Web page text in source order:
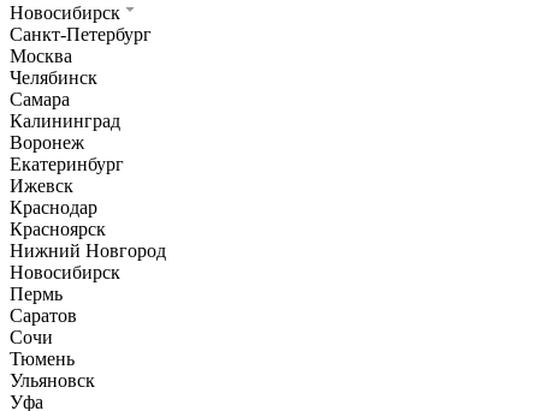
Новосибирск
Санкт-Петербург
Москва
Челябинск
Самара
Калининград
Воронеж
Екатеринбург
Ижевск
Краснодар
Красноярск
Нижний Новгород
Новосибирск
Пермь
Саратов
Сочи
Тюмень
Ульяновск
Уфа